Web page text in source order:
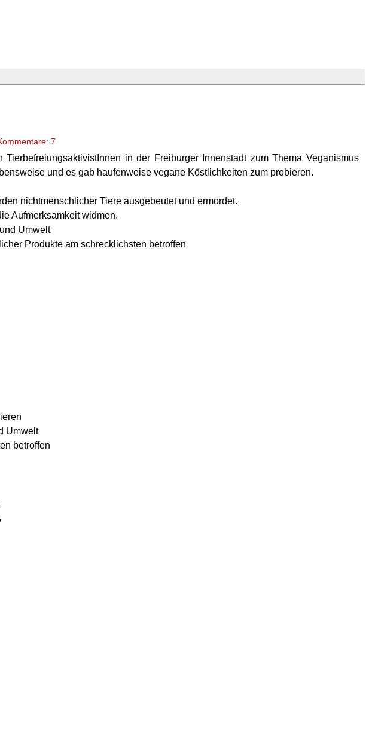
7
in der Freiburger Innenstadt zum Thema Veganismus
und es gab haufenweise vegane Köstlichkeiten zum probieren.
nichtmenschlicher Tiere ausgebeutet und ermordet.
Aufmerksamkeit widmen.
Umwelt
Produkte am schrecklichsten betroffen
Umwelt
betroffen